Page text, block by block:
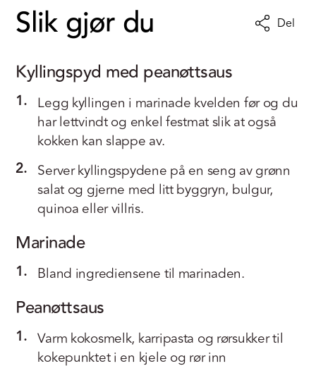
Slik gjør du Del
Kyllingspyd med peanøttsaus
1. Legg kyllingen i marinade kvelden før og du
har lettvindt og enkel festmat slik at også
kokken kan slappe av.
2. Server kyllingspydene på en seng av grønn
salat og gjerne med litt byggryn, bulgur,
quinoa eller villris.
Marinade
1. Bland ingrediensene til marinaden.
Peanøttsaus
1. Varm kokosmelk, karripasta og rørsukker til
kokepunktet i en kjele og rør inn